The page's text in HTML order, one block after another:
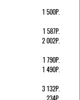
1 500Р.
1 587Р.
2 002Р.
1 790Р.
1 490Р.
3 132Р.
234Р.